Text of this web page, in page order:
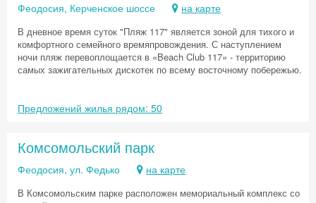
Феодосия, Керченское шоссе на карте
В дневное время суток "Пляж 117" является зоной для тихого и
комфортного семейного времяпровождения. С наступлением
ночи пляж перевоплощается в «Beach Club 117» - территорию
самых зажигательных дискотек по всему восточному побережью.
Предложений жилья рядом: 50
Комсомольский парк
Феодосия, ул. Федько на карте
В Комсомольским парке расположен мемориальный комплекс со